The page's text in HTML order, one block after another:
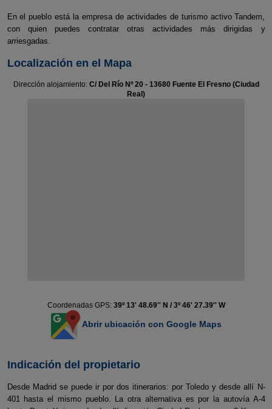
En el pueblo está la empresa de actividades de turismo activo Tandem,
con quien puedes contratar otras actividades más dirigidas y
arriesgadas.
Localización en el Mapa
Dirección alojamiento: C/ Del Río Nº 20 - 13680 Fuente El Fresno (Ciudad
Real)
Coordenadas GPS: 39º 13' 48.69'' N / 3º 46' 27.39'' W
Abrir ubicación con Google Maps
Indicación del propietario
Desde Madrid se puede ir por dos itinerarios: por Toledo y desde allí N-
401 hasta el mismo pueblo. La otra alternativa es por la autovía A-4